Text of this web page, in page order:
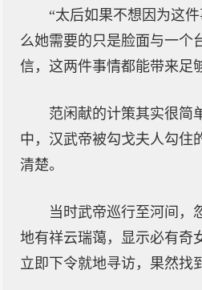
“太后如果不想因为这
么她需要的只是脸面与一个
信，这两件事情都能带来足
范闲献的计策其实很简
中，汉武帝被勾戈夫人勾住
清楚。
当时武帝巡行至河间，
地有祥云瑞蔼，显示必有奇
立即下令就地寻访，果然找